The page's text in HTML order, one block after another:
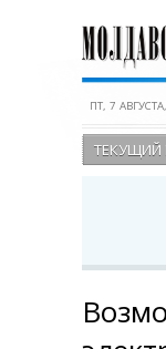
ПТ, 7
ТЕКУЩИЙ